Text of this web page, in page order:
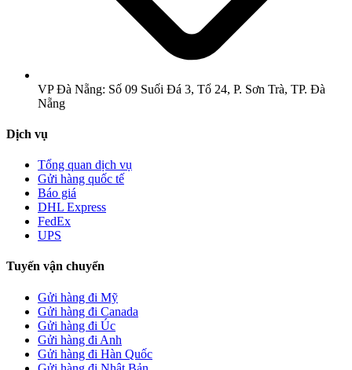
VP Đà Nẵng: Số 09 Suối Đá 3, Tổ 24, P. Sơn Trà, TP. Đà
Nẵng
Dịch vụ
Tổng quan dịch vụ
Gửi hàng quốc tế
Báo giá
DHL Express
FedEx
UPS
Tuyến vận chuyển
Gửi hàng đi Mỹ
Gửi hàng đi Canada
Gửi hàng đi Úc
Gửi hàng đi Anh
Gửi hàng đi Hàn Quốc